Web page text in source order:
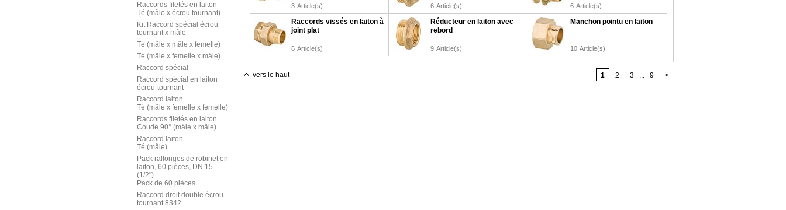
Raccords filetés en laiton
Té (mâle x écrou tournant)
Kit Raccord spécial écrou
tournant x mâle
Té (mâle x mâle x femelle)
Té (mâle x femelle x mâle)
Raccord spécial
Raccord spécial en laiton
écrou-tournant
Raccord laiton
Té (mâle x femelle x femelle)
Raccords filetés en laiton
Coude 90° (mâle x mâle)
Raccord laiton
Té (mâle)
Pack rallonges de robinet en
laiton, 60 pièces, DN 15
(1/2")
Pack de 60 pièces
Raccord droit double écrou-
tournant 8342
3 Article(s) 6 Article(s) 6 Article(s)
Raccords vissés en laiton à
joint plat
6 Article(s)
Réducteur en laiton avec
rebord
9 Article(s)
Manchon pointu en laiton
10 Article(s)
vers le haut 1 2 3 ... 9 >